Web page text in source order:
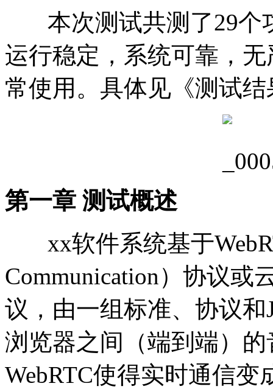
本次测试共测了29个
运行稳定，系统可靠，
常使用。具体见《测试结
第一章 测试概述
xx软件系统基于
Communication）协议或
议，由一组标准、协议和
浏览器之间（端到端）
WebRTC使得实时通信